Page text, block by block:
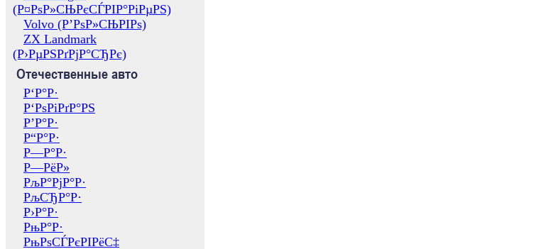
(Р¤РѕР»СЊРєСЃРІР°РіРµРЅ)
Volvo (Р’РѕР»СЊРІРѕ)
ZX Landmark
(Р›РµРЅРґРјР°СЂРє)
Отечественные авто
Р‘Р°Р·
Р‘РѕРіРґР°РЅ
Р’Р°Р·
Р“Р°Р·
Р—Р°Р·
Р—РёР»
РљР°РјР°Р·
РљСЂР°Р·
Р›Р°Р·
РњР°Р·
РњРѕСЃРєРІРёС‡